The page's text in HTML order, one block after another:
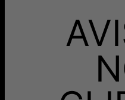
Livraison Gratuite